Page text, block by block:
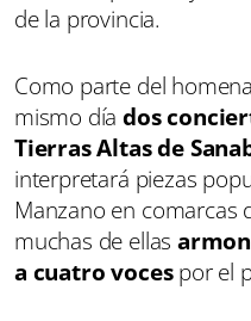
de la provincia.
Como parte del
mismo díados
Tierras Altas de
interpretará piezas
Manzano en comarcas
muchas de ellas
a cuatro vocespor el